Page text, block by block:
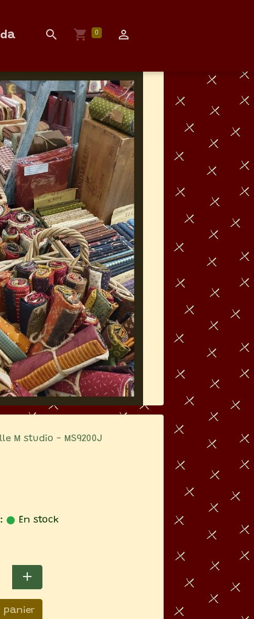
0
M studio - MS9200J
En stock
panier